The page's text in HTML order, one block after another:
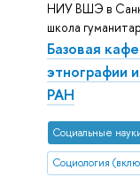
НИУ ВШЭ в
школа
Базовая
этнографии
РАН
Социальные